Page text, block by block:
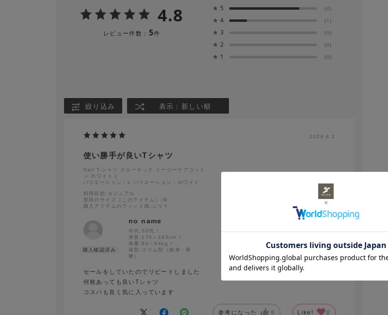
※色移りの可能性がありますので、単品洗をしてください。漂白剤は絶対に使用しない
※長時間濡れたままにしておくと、色が落ちる場合があります。洗濯後は形を整えてす
4.8
レビュー件数： 5件
★ 5 (4)
★ 4 (1)
★ 3 (0)
★ 2 (0)
★ 1 (0)
絞り込み 表示：新しい順
2026.8.2
使い勝手が良いTシャツ
Sail T-シャツ クルーネック イージーケアコット
ン ホワイト L
バリエーション：L
バリエーション：ホワイト
利用目的 :カジュアル
普段のサイズ（このアイテム） :M
購入アイテムのフィット感:ふつう
no name
年代: 50代
身長: 176～180cm
体重:60～64kg
体型: スリム型（細身・華
奢）
セールをしていたのでリピートしました
何枚あっても良いTシャツ
コスパも良く気に入っています
参考になった 0 Like! 0